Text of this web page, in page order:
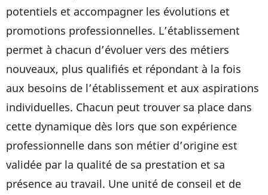
potentiels et accompagner les évolutions et
promotions professionnelles. L’établissement
permet à chacun d’évoluer vers des métiers
nouveaux, plus qualifiés et répondant à la fois
aux besoins de l’établissement et aux aspirations
individuelles. Chacun peut trouver sa place dans
cette dynamique dès lors que son expérience
professionnelle dans son métier d’origine est
validée par la qualité de sa prestation et sa
présence au travail. Une unité de conseil et de